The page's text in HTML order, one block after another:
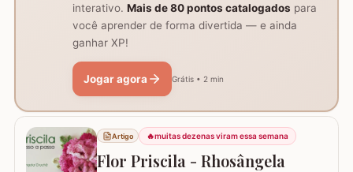
interativo. Mais de 80 pontos catalogados para
você aprender de forma divertida — e ainda
ganhar XP!
Jogar agora Grátis • 2 min
Artigo 🔥muitas dezenas viram essa semana
Flor Priscila - Rhosângela